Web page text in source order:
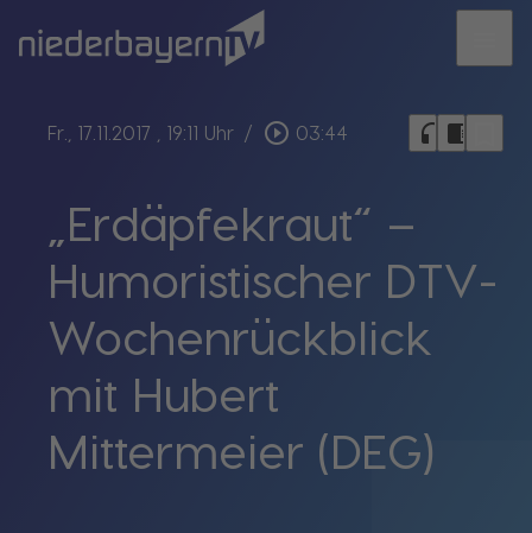
Fr., 17.11.2017 , 19:11 Uhr / play_circle_outline 03:44 headphones chrome_reader_mode
„Erdäpfekraut“ –
Humoristischer DTV-
Wochenrückblick
mit Hubert
Mittermeier (DEG)